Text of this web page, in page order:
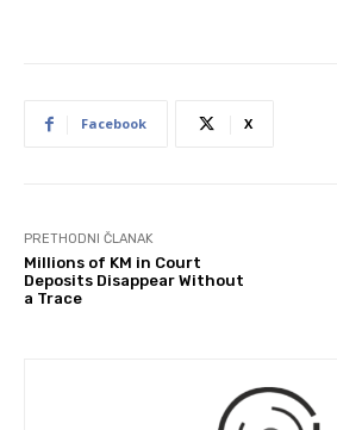
Facebook X
PRETHODNI ČLANAK
Millions of KM in Court
Deposits Disappear Without
a Trace